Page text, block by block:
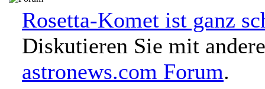
Rosetta-Komet ist ganz
Diskutieren Sie mit
astronews.com Forum.